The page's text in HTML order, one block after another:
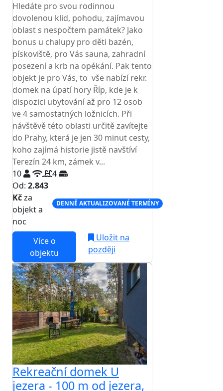
Hledáte pro svou rodinnou
dovolenou klid, pohodu, zajímavou
oblast s nespočtem památek? Jako
bonus u chalupy pro děti bazén,
pískoviště, pro Vás sauna, zahradní
posezení a krb na opékání. Pak tento
objekt je pro Vás, to vše nabízí rekr.
domek na úpatí hory Říp, kde je k
dispozici ubytování až pro 12 osob
ve 4 samostatných ložnicích. Při
návštěvě této oblasti určitě zavítejte
do Prahy, která je jen 30 minut cesty,
koho zajímá historie jistě navštíví
Terezín 24 km, zámek v...
10
4
Od: 2.843
Kčza
objekt a
noc
DENNĚ AKTUALIZOVANÉ TERMÍNY
Více o
objektu
Uložit na
později
Rekreační domek U
jezera - 100 m od jezera,